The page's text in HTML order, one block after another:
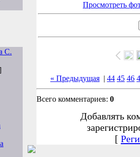
С.
Просмотреть
« Предыдущая | 44 45 46
Всего комментариев: 0
Добавлять
[